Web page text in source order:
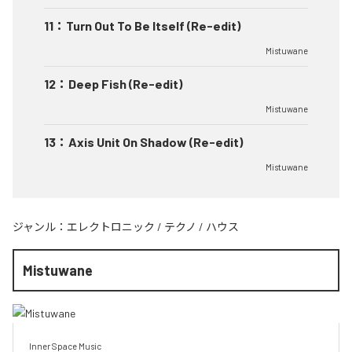
11 ： Turn Out To Be Itself (Re-edit)
Mistuwane
12 ： Deep Fish (Re-edit)
Mistuwane
13 ： Axis Unit On Shadow (Re-edit)
Mistuwane
ジャンル： エレクトロニック / テクノ / ハウス
Mistuwane
Inner Space Music